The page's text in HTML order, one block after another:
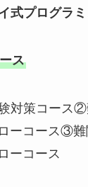
式プログラ
ス
対策コース②
ーコース③難
ーコース